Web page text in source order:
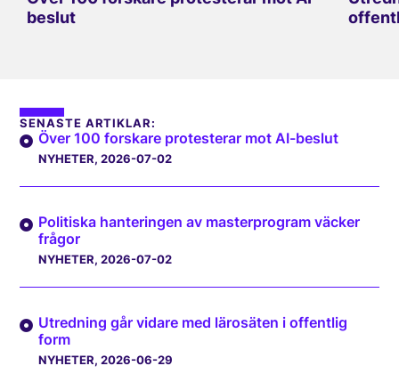
beslut
SENASTE ARTIKLAR:
Över 100 forskare protesterar mot AI-beslut
NYHETER, 2026-07-02
Politiska hanteringen av masterprogram väcker
frågor
NYHETER, 2026-07-02
Utredning går vidare med lärosäten i offentlig
form
NYHETER, 2026-06-29